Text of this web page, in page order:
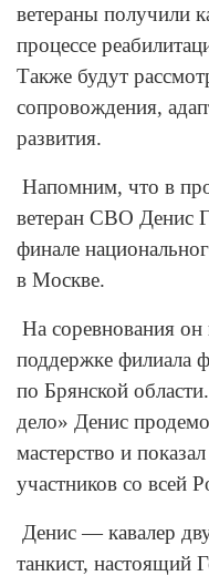
ветераны получили
процессе
Также будут
сопровождения,
развития.
Напомним, что в
ветеран СВО Денис
финале
в Москве.
На соревнования
поддержке филиала
по Брянской
дело» Денис
мастерство и
участников со всей
Денис — кавалер
танкист, настоящий